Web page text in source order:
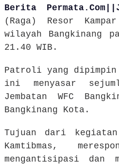
Berita
(Raga) Resor
wilayah Bangkinang
21.40 WIB.
Patroli yang dipimpin
ini menyasar
Jembatan WFC
Bangkinang Kota.
Tujuan dari
Kamtibmas,
mengantisipasi